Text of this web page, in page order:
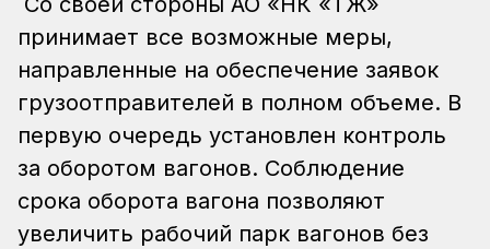
принимает все возможные меры,
направленные на обеспечение заявок
грузоотправителей в полном объеме. В
первую очередь установлен контроль
за оборотом вагонов. Соблюдение
срока оборота вагона позволяют
увеличить рабочий парк вагонов без